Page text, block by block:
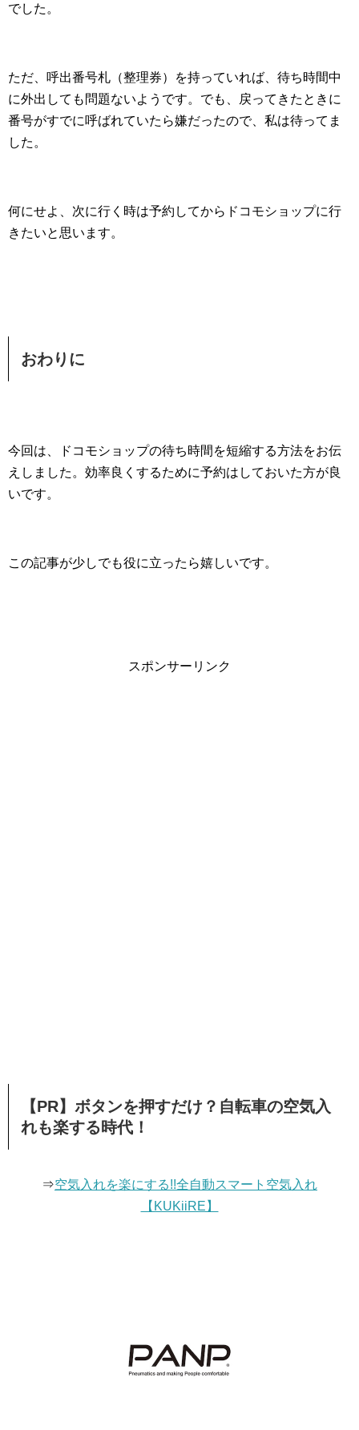
でした。
ただ、呼出番号札（整理券）を持っていれば、待ち時間中
に外出しても問題ないようです。でも、戻ってきたときに
番号がすでに呼ばれていたら嫌だったので、私は待ってま
した。
何にせよ、次に行く時は予約してからドコモショップに行
きたいと思います。
おわりに
今回は、ドコモショップの待ち時間を短縮する方法をお伝
えしました。効率良くするために予約はしておいた方が良
いです。
この記事が少しでも役に立ったら嬉しいです。
スポンサーリンク
【PR】ボタンを押すだけ？自転車の空気入
れも楽する時代！
⇒空気入れを楽にする!!全自動スマート空気入れ
【KUKiiRE】